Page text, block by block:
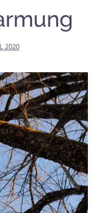
2020